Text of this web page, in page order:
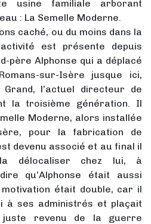
usine familiale arborant
: La Semelle Moderne.
caché, ou du moins dans la
est présente depuis
père Alphonse qui a déplacé
sur-Isère jusque ici,
l’actuel directeur de
la troisième génération. Il
Moderne, alors installée
pour la fabrication de
devenu associé et au final il
délocaliser chez lui, à
qu’Alphonse était aussi
était double, car il
à ses administrés et plaçait
revenu de la guerre